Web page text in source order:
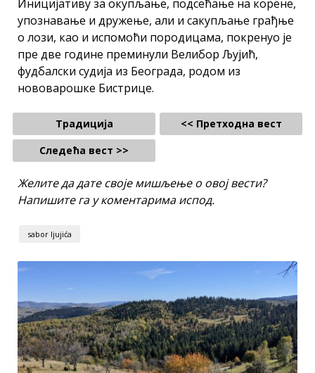
Иницијативу за окупљање, подсећање на корене,
упознавање и дружење, али и сакупљање грађње
о лози, као и испомоћи породицама, покренуо је
пре две године преминули Велибор Љујић,
фудбалски судија из Београда, родом из
нововарошке Бистрице.
Традиција
<< Претходна вест
Следећа вест >>
Желите да дате своје мишљење о овој вести?
Напишите га у коментарима испод.
sabor ljujića